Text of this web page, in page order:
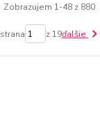
Zobrazujem 1-48 z 880
strana z 19ďalšie